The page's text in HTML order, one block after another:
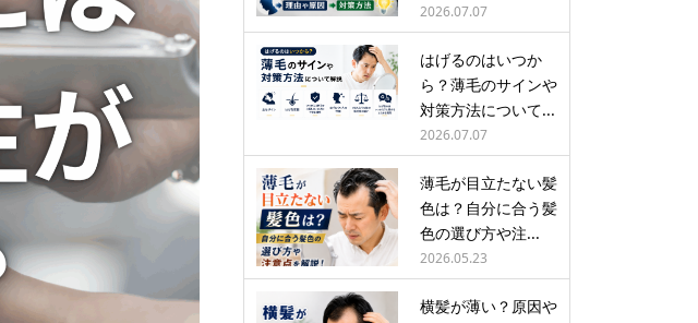
2026.07.07
はげるのはいつか
ら？薄毛のサインや
対策方法について...
2026.07.07
薄毛が目立たない髪
色は？自分に合う髪
色の選び方や注...
2026.05.23
横髪が薄い？原因や